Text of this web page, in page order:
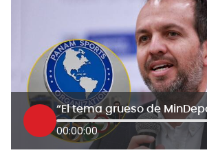
00:00:00